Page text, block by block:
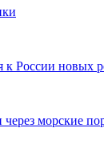
России новых
морские